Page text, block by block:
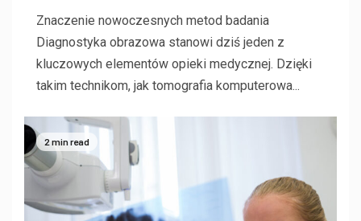
Znaczenie nowoczesnych metod badania
Diagnostyka obrazowa stanowi dziś jeden z
kluczowych elementów opieki medycznej. Dzięki
takim technikom, jak tomografia komputerowa...
2 min read